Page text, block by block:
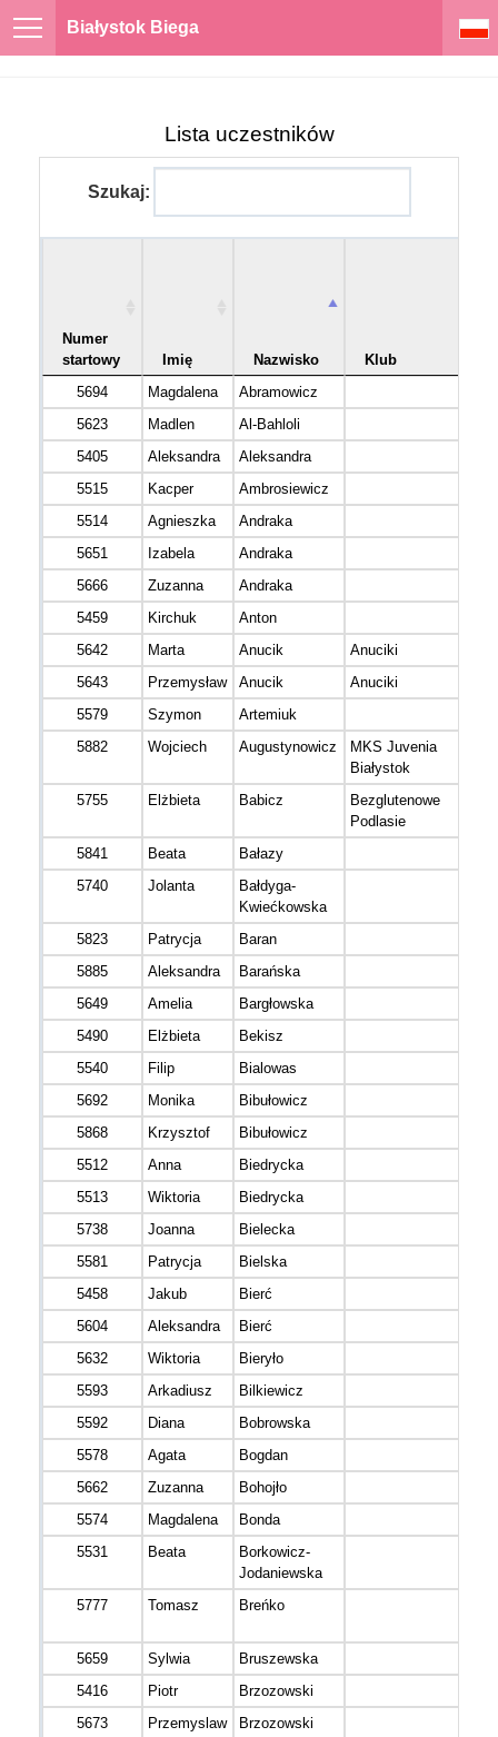
Białystok Biega
Lista uczestników
Szukaj:
Numer
startowy
Imię Nazwisko
Klub
5694
Magdalena
Abramowicz
5623
Madlen
Al-Bahloli
5405
Aleksandra
Aleksandra
5515
Kacper
Ambrosiewicz
5514
Agnieszka Andraka
5651
Izabela
Andraka
5666
Zuzanna
Andraka
5459
Kirchuk
Anton
5642
Marta Anucik Anuciki
5643
Przemysław Anucik Anuciki
5579
Szymon
Artemiuk
5882
Wojciech Augustynowicz
MKS Juvenia
Białystok
5755
Elżbieta Babicz
Bezglutenowe
Podlasie
5841
Beata
Bałazy
5740
Jolanta
Bałdyga-
Kwiećkowska
5823
Patrycja
Baran
5885
Aleksandra
Barańska
5649
Amelia
Bargłowska
5490
Elżbieta
Bekisz
5540
Filip
Bialowas
5692
Monika
Bibułowicz
5868
Krzysztof
Bibułowicz
5512
Anna
Biedrycka
5513
Wiktoria
Biedrycka
5738
Joanna
Bielecka
5581
Patrycja
Bielska
5458
Jakub
Bierć
5604
Aleksandra
Bierć
5632
Wiktoria
Bieryło
5593
Arkadiusz
Bilkiewicz
5592
Diana
Bobrowska
5578
Agata
Bogdan
5662
Zuzanna
Bohojło
5574
Magdalena
Bonda
5531
Beata
Borkowicz-
Jodaniewska
5777
Tomasz Breńko
5659
Sylwia
Bruszewska
5416
Piotr
Brzozowski
5673
Przemyslaw
Brzozowski